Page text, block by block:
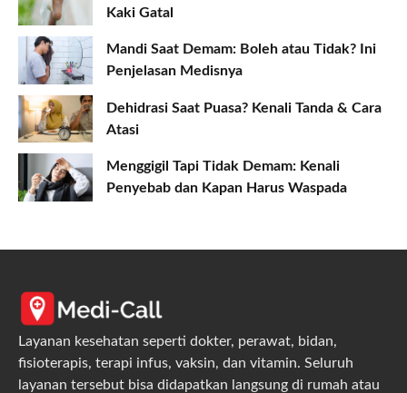
Kaki Gatal
Mandi Saat Demam: Boleh atau Tidak? Ini
Penjelasan Medisnya
Dehidrasi Saat Puasa? Kenali Tanda & Cara
Atasi
Menggigil Tapi Tidak Demam: Kenali
Penyebab dan Kapan Harus Waspada
Layanan kesehatan seperti dokter, perawat, bidan,
fisioterapis, terapi infus, vaksin, dan vitamin. Seluruh
layanan tersebut bisa didapatkan langsung di rumah atau